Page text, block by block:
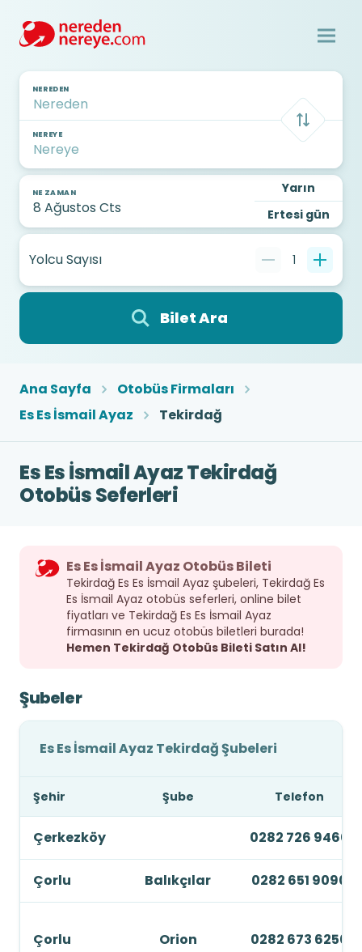
NEREDEN
NEREYE
NE ZAMAN
Yarın
Ertesi gün
Yolcu Sayısı 1
Bilet Ara
Ana Sayfa
Otobüs Firmaları
Es Es İsmail Ayaz
Tekirdağ
Es Es İsmail Ayaz Tekirdağ
Otobüs Seferleri
Es Es İsmail Ayaz Otobüs Bileti
Tekirdağ Es Es İsmail Ayaz şubeleri, Tekirdağ Es
Es İsmail Ayaz otobüs seferleri, online bilet
fiyatları ve Tekirdağ Es Es İsmail Ayaz
firmasının en ucuz otobüs biletleri burada!
Hemen Tekirdağ Otobüs Bileti Satın Al!
Şubeler
Es Es İsmail Ayaz Tekirdağ Şubeleri
Şehir Şube Telefon
Çerkezköy 0282 726 9460
Çorlu Balıkçılar 0282 651 9090
Çorlu Orion 0282 673 6250